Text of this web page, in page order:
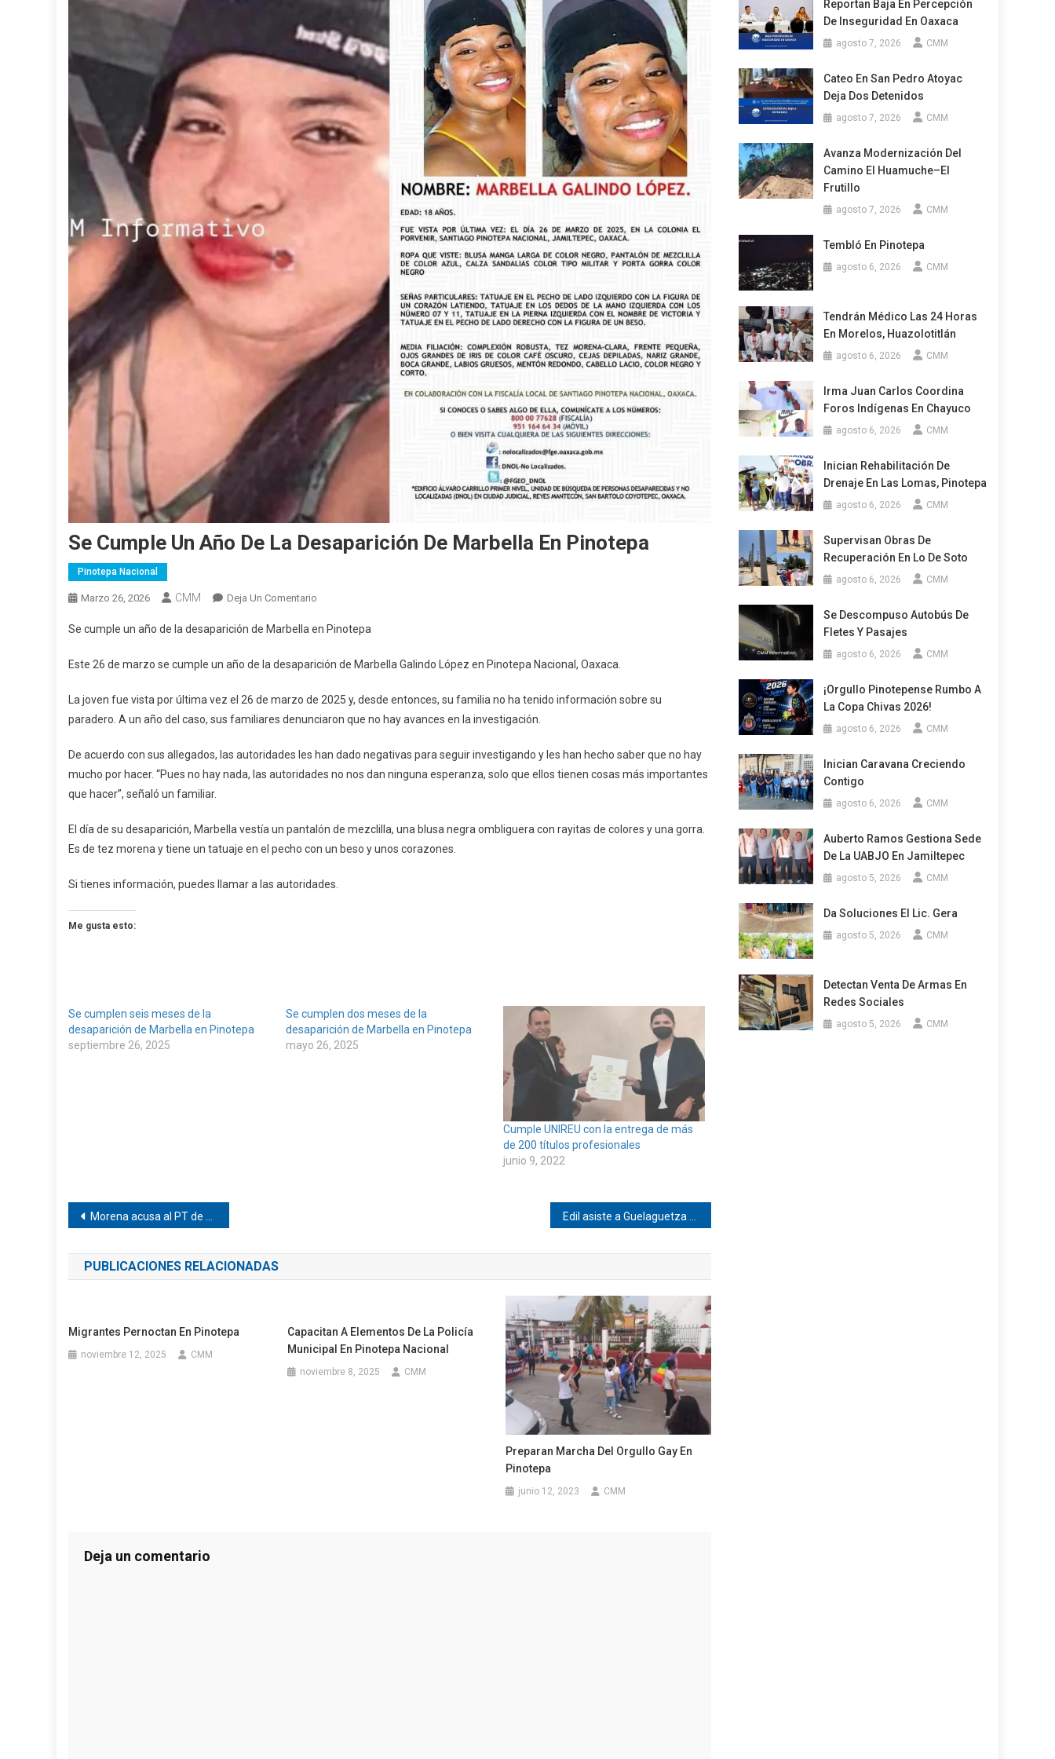
Se Cumple Un Año De La Desaparición De Marbella En Pinotepa
Pinotepa Nacional
Marzo 26, 2026 CMM Deja Un Comentario
Cumple
Año
La
Desaparición
Marbella
En
Se cumple un año de la desaparición de Marbella en Pinotepa
Este 26 de marzo se cumple un año de la desaparición de Marbella Galindo López en Pinotepa Nacional, Oaxaca.
La joven fue vista por última vez el 26 de marzo de 2025 y, desde entonces, su familia no ha tenido información sobre su
paradero. A un año del caso, sus familiares denunciaron que no hay avances en la investigación.
De acuerdo con sus allegados, las autoridades les han dado negativas para seguir investigando y les han hecho saber que no hay
mucho por hacer. “Pues no hay nada, las autoridades no nos dan ninguna esperanza, solo que ellos tienen cosas más importantes
que hacer”, señaló un familiar.
El día de su desaparición, Marbella vestía un pantalón de mezclilla, una blusa negra ombliguera con rayitas de colores y una gorra.
Es de tez morena y tiene un tatuaje en el pecho con un beso y unos corazones.
Si tienes información, puedes llamar a las autoridades.
Me gusta esto:
Se cumplen seis meses de la
desaparición de Marbella en Pinotepa
septiembre 26, 2025
Se cumplen dos meses de la
desaparición de Marbella en Pinotepa
mayo 26, 2025
Cumple UNIREU con la entrega de más
de 200 títulos profesionales
junio 9, 2022
Navegación
de
entradas
Morena acusa al PT de frenar Plan B
PUBLICACIONES RELACIONADAS
Migrantes Pernoctan En Pinotepa
noviembre 12, 2025 CMM
Capacitan A Elementos De La Policía
Municipal En Pinotepa Nacional
noviembre 8, 2025 CMM
Preparan Marcha Del Orgullo Gay En
Pinotepa
junio 12, 2023 CMM
Deja un comentario
Reportan Baja En Percepción
De Inseguridad En Oaxaca
agosto 7, 2026 CMM
Cateo En San Pedro Atoyac
Deja Dos Detenidos
agosto 7, 2026 CMM
Avanza Modernización Del
Camino El Huamuche–El
Frutillo
agosto 7, 2026 CMM
Tembló En Pinotepa
agosto 6, 2026 CMM
Tendrán Médico Las 24 Horas
En Morelos, Huazolotitlán
agosto 6, 2026 CMM
Irma Juan Carlos Coordina
Foros Indígenas En Chayuco
agosto 6, 2026 CMM
Inician Rehabilitación De
Drenaje En Las Lomas, Pinotepa
agosto 6, 2026 CMM
Supervisan Obras De
Recuperación En Lo De Soto
agosto 6, 2026 CMM
Se Descompuso Autobús De
Fletes Y Pasajes
agosto 6, 2026 CMM
¡Orgullo Pinotepense Rumbo A
La Copa Chivas 2026!
agosto 6, 2026 CMM
Inician Caravana Creciendo
Contigo
agosto 6, 2026 CMM
Auberto Ramos Gestiona Sede
De La UABJO En Jamiltepec
agosto 5, 2026 CMM
Da Soluciones El Lic. Gera
agosto 5, 2026 CMM
Detectan Venta De Armas En
Redes Sociales
agosto 5, 2026 CMM